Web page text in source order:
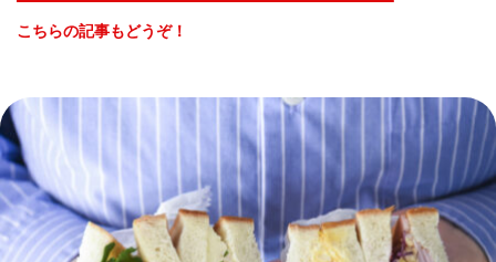
こちらの記事もどうぞ！